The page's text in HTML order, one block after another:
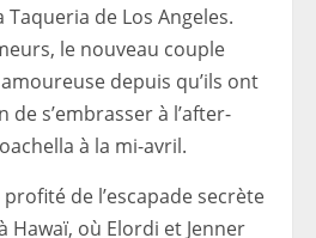
Taqueria de Los Angeles.
le nouveau couple
depuis qu’ils ont
s’embrasser à l’after-
à la mi-avril.
de l’escapade secrète
Hawaï, où Elordi et Jenner